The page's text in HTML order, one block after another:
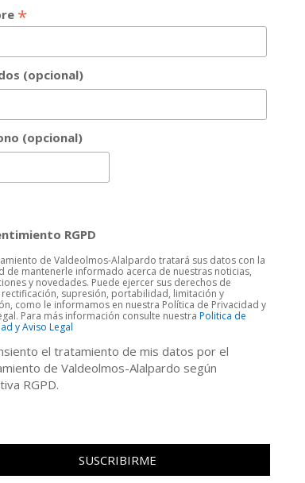
*
(opcional)
(opcional)
RGPD
de Valdeolmos-Alalpardo tratará sus datos con la
de mantenerle informado acerca de nuestras noticias,
y novedades. Puede ejercer sus derechos de
rectificación, supresión, portabilidad, limitación y
como le informamos en nuestra Política de Privacidad y
Para más información consulte nuestraPolitica de
y Aviso Legal
el tratamiento de mis datos por el
de Valdeolmos-Alalpardo según
RGPD.